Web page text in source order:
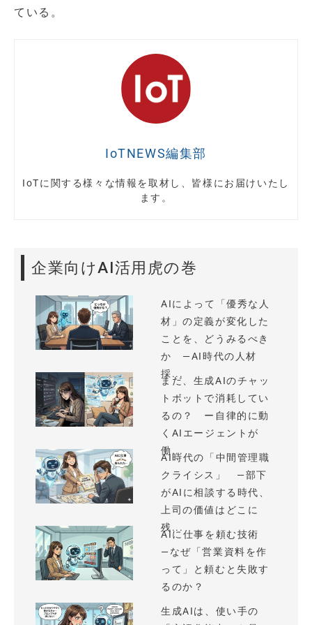
ている。
IoTNEWS編集部
IoTに関する様々な情報を取材し、皆様にお届けいたし
ます。
企業向けAI活用虎の巻
AIによって「優秀な人
材」の定義が変化した
ことを、どうみるべき
か —AI時代の人材
採...
まだ、生成AIのチャッ
トボットで消耗してい
るの？ ー自律的に動
くAIエージェントが
働...
AI時代の「中間管理職
クライシス」 —部下
がAIに相談する時代、
上司の価値はどこに
残...
AIに仕事を頼む技術
—なぜ「営業資料を作
って」と頼むと失敗す
るのか？
生成AIは、使い手の